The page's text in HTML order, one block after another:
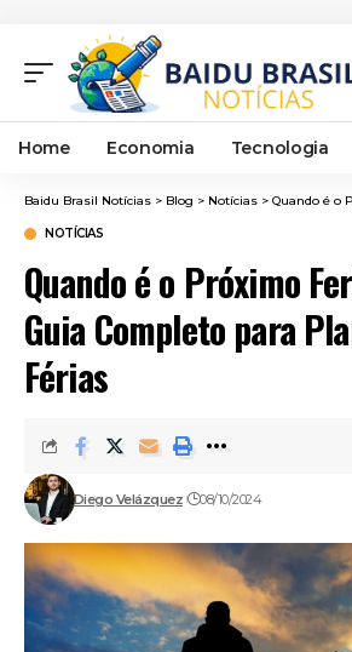
Home Economia Tecnologia
Baidu Brasil Notícias > Blog > Notícias > Quando é o Próximo
NOTÍCIAS
Quando é o Próximo
Guia Completo para
Férias
Diego Velázquez 08/10/2024